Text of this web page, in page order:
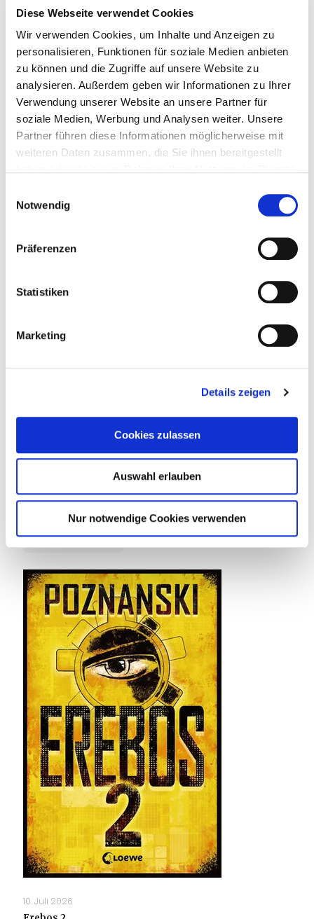
Diese Webseite verwendet Cookies
Wir verwenden Cookies, um Inhalte und Anzeigen zu
personalisieren, Funktionen für soziale Medien anbieten
zu können und die Zugriffe auf unsere Website zu
analysieren. Außerdem geben wir Informationen zu Ihrer
Verwendung unserer Website an unsere Partner für
soziale Medien, Werbung und Analysen weiter. Unsere
Partner führen diese Informationen möglicherweise mit
weiteren Daten zusammen, die Sie ihnen bereitgestellt
Notwendig
Präferenzen
Statistiken
Marketing
Details zeigen
Cookies zulassen
Auswahl erlauben
Nur notwendige Cookies verwenden
22. Juli 2026
Spielplatz der toten Kinder
Weiterlesen
Tief unten im dunklen Wasser
Weiterlesen
10. Juli 2026